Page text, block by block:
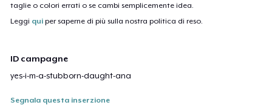
taglie o colori errati o se cambi semplicemente idea.
Leggi qui per saperne di più sulla nostra politica di reso.
ID campagne
yes-i-m-a-stubborn-daught-ana
Segnala questa inserzione